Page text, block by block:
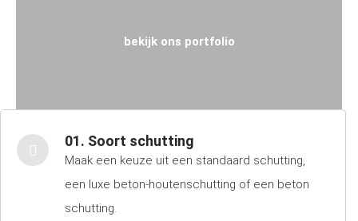
bekijk ons portfolio
01. Soort schutting
Maak een keuze uit een standaard schutting,
een luxe beton-houtenschutting of een beton
schutting.